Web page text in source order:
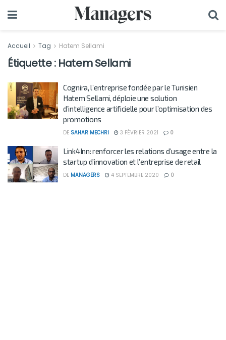
Accueil Tag Hatem Sellami
Étiquette : Hatem Sellami
Cognira, l’entreprise fondée par le Tunisien
Hatem Sellami, déploie une solution
d’intelligence artificielle pour l’optimisation des
promotions
DE SAHAR MECHRI 3 FÉVRIER 2021 0
Link4Inn: renforcer les relations d’usage entre la
startup d’innovation et l’entreprise de retail
DE MANAGERS 4 SEPTEMBRE 2020 0